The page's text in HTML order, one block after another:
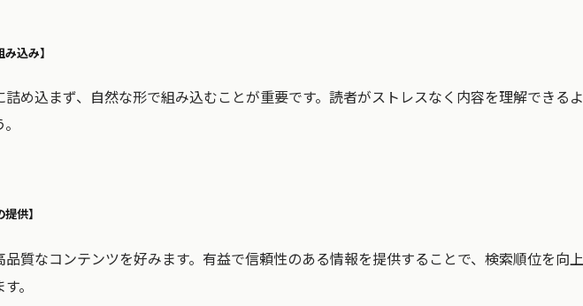
込み】
め込まず、自然な形で組み込むことが重要です。読者がストレスなく内容を理解できるよ
供】
質なコンテンツを好みます。有益で信頼性のある情報を提供することで、検索順位を向上
。